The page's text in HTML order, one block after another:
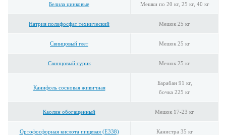
Белила цинковые Мешки по 20 кг, 25 кг, 40 кг
Натрия полифосфат технический Мешок 25 кг
Свинцовый глет Мешок 25 кг
Свинцовый сурик Мешок 25 кг
Канифоль сосновая живичная
Барабан 91 кг,
бочка 225 кг
Каолин обогащенный Мешок 17-23 кг
Ортофосфорная кислота пищевая (E338) Канистра 35 кг